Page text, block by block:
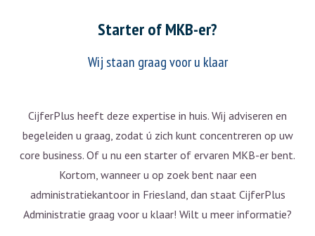
Starter of MKB-er?
Wij staan graag voor u klaar
CijferPlus heeft deze expertise in huis. Wij adviseren en
begeleiden u graag, zodat ú zich kunt concentreren op uw
core business. Of u nu een starter of ervaren MKB-er bent.
Kortom, wanneer u op zoek bent naar een
administratiekantoor in Friesland, dan staat CijferPlus
Administratie graag voor u klaar! Wilt u meer informatie?